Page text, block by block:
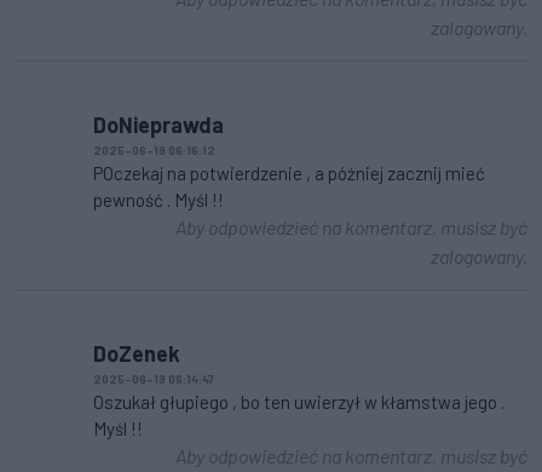
zalogowany.
DoNieprawda
2025-06-19 06:16:12
POczekaj na potwierdzenie , a później zacznij mieć
pewność . Myśl !!
Aby odpowiedzieć na komentarz, musisz być
zalogowany.
DoZenek
2025-06-19 06:14:47
Oszukał głupiego , bo ten uwierzył w kłamstwa jego .
Myśl !!
Aby odpowiedzieć na komentarz, musisz być